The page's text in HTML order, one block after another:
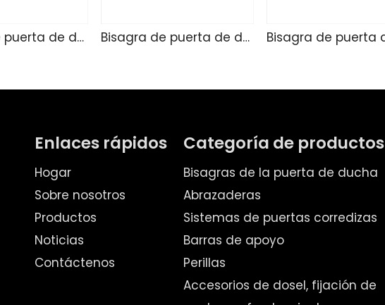
Bisagra de puerta de ducha de vidrio P4306 Bisagra de puerta de ducha de vidrio HX-6377
Enlaces rápidos
Hogar
Sobre nosotros
Productos
Noticias
Contáctenos
Categoría de productos
Bisagras de la puerta de ducha
Abrazaderas
Sistemas de puertas corredizas
Barras de apoyo
Perillas
Accesorios de dosel, fijación de